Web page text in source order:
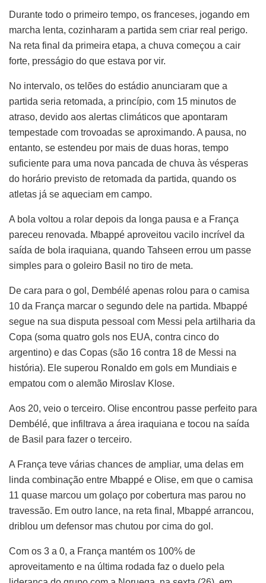
Durante todo o primeiro tempo, os franceses, jogando em
marcha lenta, cozinharam a partida sem criar real perigo.
Na reta final da primeira etapa, a chuva começou a cair
forte, presságio do que estava por vir.
No intervalo, os telões do estádio anunciaram que a
partida seria retomada, a princípio, com 15 minutos de
atraso, devido aos alertas climáticos que apontaram
tempestade com trovoadas se aproximando. A pausa, no
entanto, se estendeu por mais de duas horas, tempo
suficiente para uma nova pancada de chuva às vésperas
do horário previsto de retomada da partida, quando os
atletas já se aqueciam em campo.
A bola voltou a rolar depois da longa pausa e a França
pareceu renovada. Mbappé aproveitou vacilo incrível da
saída de bola iraquiana, quando Tahseen errou um passe
simples para o goleiro Basil no tiro de meta.
De cara para o gol, Dembélé apenas rolou para o camisa
10 da França marcar o segundo dele na partida. Mbappé
segue na sua disputa pessoal com Messi pela artilharia da
Copa (soma quatro gols nos EUA, contra cinco do
argentino) e das Copas (são 16 contra 18 de Messi na
história). Ele superou Ronaldo em gols em Mundiais e
empatou com o alemão Miroslav Klose.
Aos 20, veio o terceiro. Olise encontrou passe perfeito para
Dembélé, que infiltrava a área iraquiana e tocou na saída
de Basil para fazer o terceiro.
A França teve várias chances de ampliar, uma delas em
linda combinação entre Mbappé e Olise, em que o camisa
11 quase marcou um golaço por cobertura mas parou no
travessão. Em outro lance, na reta final, Mbappé arrancou,
driblou um defensor mas chutou por cima do gol.
Com os 3 a 0, a França mantém os 100% de
aproveitamento e na última rodada faz o duelo pela